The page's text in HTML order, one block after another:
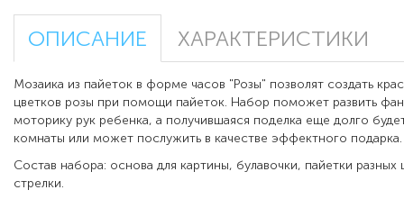
ОПИСАНИЕ ХАРАКТЕРИСТИКИ
Мозаика из пайеток в форме часов "Розы" позволят создать
цветков розы при помощи пайеток. Набор поможет развить
моторику рук ребенка, а получившаяся поделка еще долго
комнаты или может послужить в качестве эффектного подарка.
Состав набора: основа для картины, булавочки, пайетки разных
стрелки.